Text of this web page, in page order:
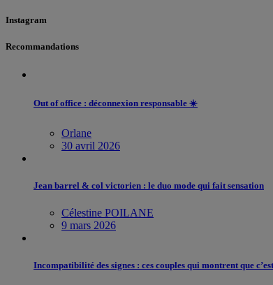
Instagram
Recommandations
Out of office : déconnexion responsable ☀️
Orlane
30 avril 2026
Jean barrel & col victorien : le duo mode qui fait sensation
Célestine POILANE
9 mars 2026
Incompatibilité des signes : ces couples qui montrent que